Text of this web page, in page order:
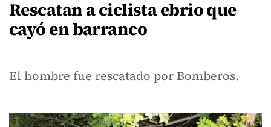
Rescatan a ciclista ebrio que
cayó en barranco
El hombre fue rescatado por Bomberos.